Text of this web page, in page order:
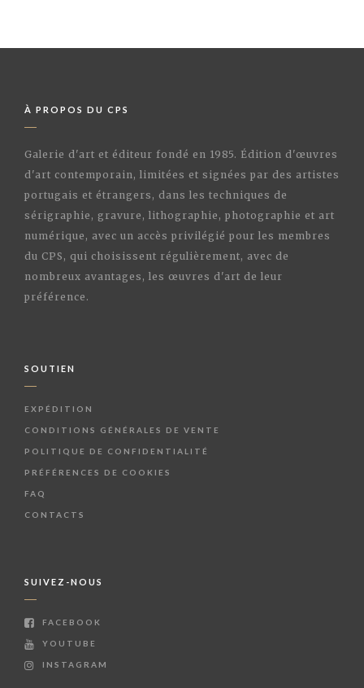
À PROPOS DU CPS
Galerie d'art et éditeur fondé en 1985. Édition d'œuvres
d'art contemporain, limitées et signées par des artistes
portugais et étrangers, dans les techniques de
sérigraphie, gravure, lithographie, photographie et art
numérique, avec un accès privilégié pour les membres
du CPS, qui choisissent régulièrement, avec de
nombreux avantages, les œuvres d'art de leur
préférence.
SOUTIEN
EXPÉDITION
CONDITIONS GÉNÉRALES DE VENTE
POLITIQUE DE CONFIDENTIALITÉ
PRÉFÉRENCES DE COOKIES
FAQ
CONTACTS
SUIVEZ-NOUS
FACEBOOK
YOUTUBE
INSTAGRAM